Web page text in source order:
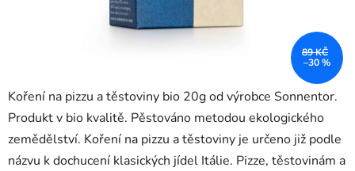
Koření na pizzu a těstoviny bio 20g od výrobce Sonnentor.
Produkt v bio kvalitě. Pěstováno metodou ekologického
zemědělství. Koření na pizzu a těstoviny je určeno již podle
názvu k dochucení klasických jídel Itálie. Pizze, těstovinám a
89 KČ
–30 %